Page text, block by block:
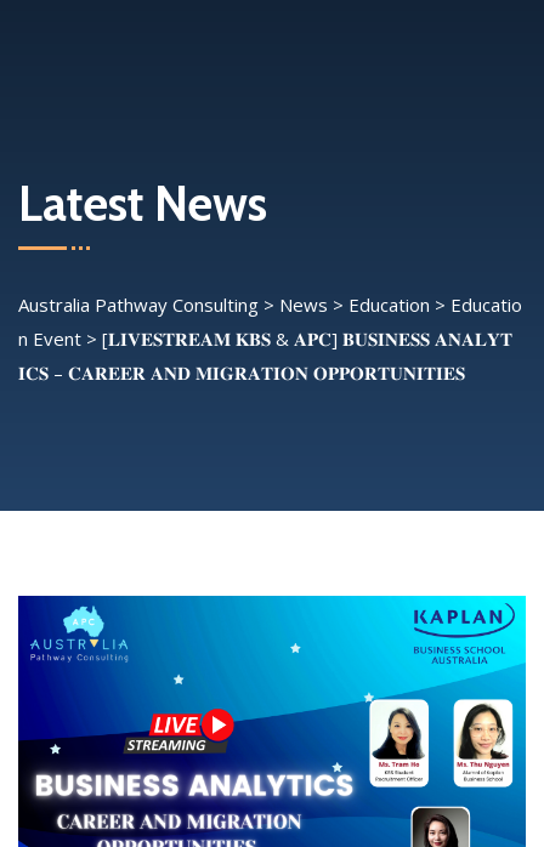
Latest News
Australia Pathway Consulting > News > Education > Educatio
n Event > [𝐋𝐈𝐕𝐄𝐒𝐓𝐑𝐄𝐀𝐌 𝐊𝐁𝐒 & 𝐀𝐏𝐂] 𝐁𝐔𝐒𝐈𝐍𝐄𝐒𝐒 𝐀𝐍𝐀𝐋𝐘𝐓
𝐈𝐂𝐒 – 𝐂𝐀𝐑𝐄𝐄𝐑 𝐀𝐍𝐃 𝐌𝐈𝐆𝐑𝐀𝐓𝐈𝐎𝐍 𝐎𝐏𝐏𝐎𝐑𝐓𝐔𝐍𝐈𝐓𝐈𝐄𝐒